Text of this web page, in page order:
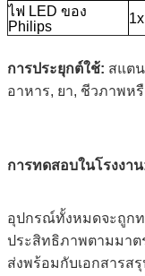
ไฟ LED ของ
Philips
การประยุกต์ใช้: สแต
อาหาร, ยา, ชีวภาพห
การทดสอบในโรงงาน
อุปกรณ์ทั้งหมดจะถูก
ประสิทธิภาพตามมา
ส่งพร้อมกับเอกสารส